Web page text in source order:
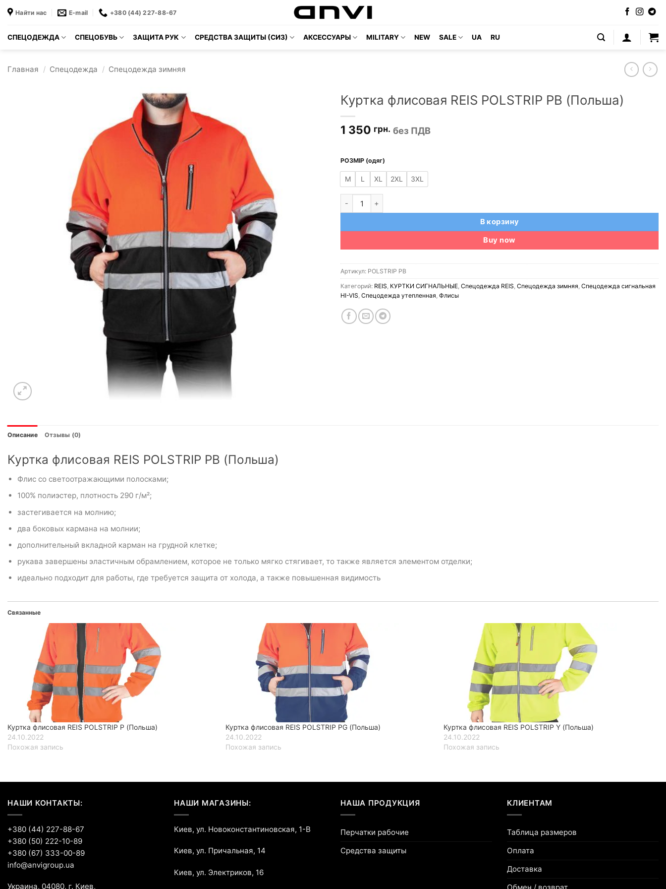
Найти нас E-mail +380 (44) 227-88-67
СПЕЦОДЕЖДА СПЕЦОБУВЬ ЗАЩИТА РУК СРЕДСТВА ЗАЩИТЫ (СИЗ) АКСЕССУАРЫ MILITARY NEW SALE UA RU
Главная / Спецодежда / Спецодежда зимняя
Куртка флисовая REIS POLSTRIP PB (Польша)
1 350 грн. без ПДВ
РОЗМІР (одяг)
M L XL 2XL 3XL
В корзину
Buy now
Артикул: POLSTRIP PB
Категорий: REIS КУРТКИ СИГНАЛЬНЫЕ Спецодежда REIS Спецодежда зимняя Спецодежда сигнальная
HI-VIS Спецодежда утепленная Флисы
Описание Отзывы (0)
Куртка флисовая REIS POLSTRIP PB (Польша)
Флис со светоотражающими полосками;
100% полиэстер, плотность 290 г/м²;
застегивается на молнию;
два боковых кармана на молнии;
дополнительный вкладной карман на грудной клетке;
рукава завершены эластичным обрамлением, которое не только мягко стягивает, то также является элементом отделки;
идеально подходит для работы, где требуется защита от холода, а также повышенная видимость
Связанные
Куртка флисовая REIS POLSTRIP P (Польша)
24.10.2022
Похожая запись
Куртка флисовая REIS POLSTRIP PG (Польша)
24.10.2022
Похожая запись
Куртка флисовая REIS POLSTRIP Y (Польша)
24.10.2022
Похожая запись
НАШИ КОНТАКТЫ:
+380 (44) 227-88-67
+380 (50) 222-10-89
+380 (67) 333-00-89
info@anvigroup.ua
Украина, 04080, г. Киев,
НАШИ МАГАЗИНЫ:
Киев, ул. Новоконстантиновская, 1-В
Киев, ул. Причальная, 14
Киев, ул. Электриков, 16
НАША ПРОДУКЦИЯ
Перчатки рабочие
Средства защиты
КЛИЕНТАМ
Таблица размеров
Оплата
Доставка
Обмен / возврат